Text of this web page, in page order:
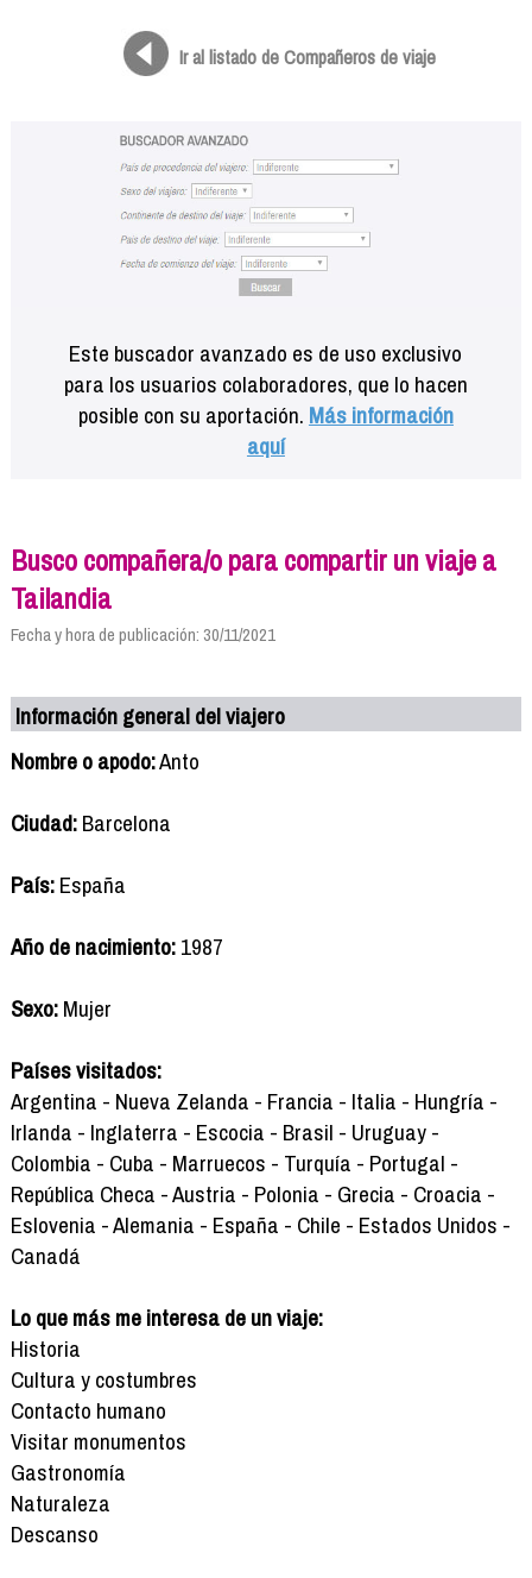
Ir al listado de Compañeros de viaje
Este buscador avanzado es de uso exclusivo
para los usuarios colaboradores, que lo hacen
posible con su aportación. Más información
aquí
Busco compañera/o para compartir un viaje a
Tailandia
Fecha y hora de publicación: 30/11/2021
Información general del viajero
Nombre o apodo:Anto
Ciudad:Barcelona
País:España
Año de nacimiento:1987
Sexo:Mujer
Países visitados:
Argentina - Nueva Zelanda - Francia - Italia - Hungría -
Irlanda - Inglaterra - Escocia - Brasil - Uruguay -
Colombia - Cuba - Marruecos - Turquía - Portugal -
República Checa - Austria - Polonia - Grecia - Croacia -
Eslovenia - Alemania - España - Chile - Estados Unidos -
Canadá
Lo que más me interesa de un viaje:
Historia
Cultura y costumbres
Contacto humano
Visitar monumentos
Gastronomía
Naturaleza
Descanso